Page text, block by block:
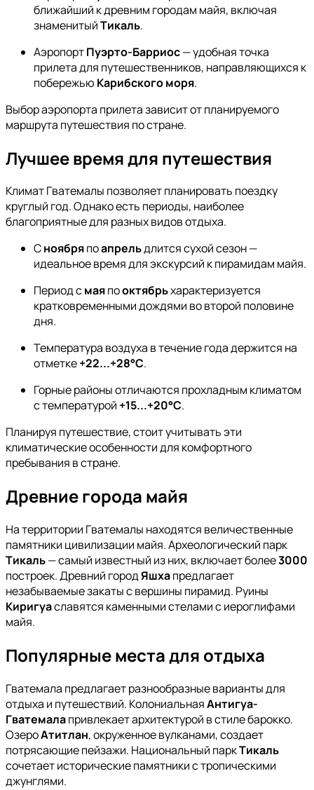
ближайший к древним городам майя, включая
знаменитыйТикаль.
АэропортПуэрто-Барриос— удобная точка
прилета для путешественников, направляющихся к
побережью Карибского моря.
Выбор аэропорта прилета зависит от планируемого
маршрута путешествия по стране.
Лучшее время для путешествия
Климат Гватемалы позволяет планировать поездку
круглый год. Однако есть периоды, наиболее
благоприятные для разных видов отдыха.
Сноябряпоапрельдлится сухой сезон —
идеальное время для экскурсий к пирамидам майя.
Период смаяпооктябрьхарактеризуется
кратковременными дождями во второй половине
дня.
Температура воздуха в течение года держится на
отметке+22...+28°C.
Горные районы отличаются прохладным климатом
с температурой +15...+20°C.
Планируя путешествие, стоит учитывать эти
климатические особенности для комфортного
пребывания в стране.
Древние города майя
На территории Гватемалы находятся величественные
памятники цивилизации майя. Археологический парк
Тикаль— самый известный из них, включает более3000
построек. Древний городЯшхапредлагает
незабываемые закаты с вершины пирамид. Руины
Киригуаславятся каменными стелами с иероглифами
майя.
Популярные места для отдыха
Гватемала предлагает разнообразные варианты для
отдыха и путешествий. КолониальнаяАнтигуа-
Гватемалапривлекает архитектурой в стиле барокко.
ОзероАтитлан, окруженное вулканами, создает
потрясающие пейзажи. Национальный паркТикаль
сочетает исторические памятники с тропическими
джунглями.